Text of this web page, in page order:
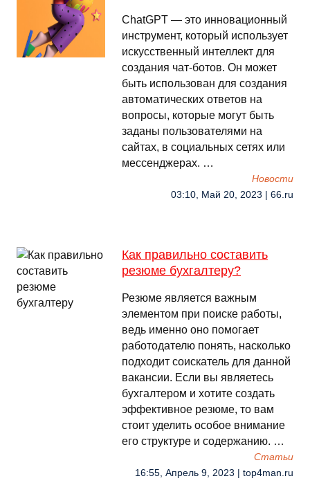
ChatGPT — это инновационный
инструмент, который использует
искусственный интеллект для
создания чат-ботов. Он может
быть использован для создания
автоматических ответов на
вопросы, которые могут быть
заданы пользователями на
сайтах, в социальных сетях или
мессенджерах. …
Новости
03:10, Май 20, 2023 | 66.ru
Как правильно составить
резюме бухгалтеру?
Резюме является важным
элементом при поиске работы,
ведь именно оно помогает
работодателю понять, насколько
подходит соискатель для данной
вакансии. Если вы являетесь
бухгалтером и хотите создать
эффективное резюме, то вам
стоит уделить особое внимание
его структуре и содержанию. …
Cтатьи
16:55, Апрель 9, 2023 | top4man.ru